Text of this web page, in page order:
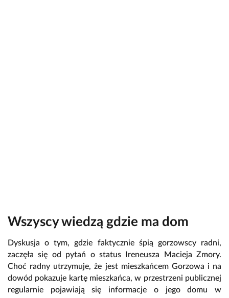
Wszyscy wiedzą gdzie ma dom
Dyskusja o tym, gdzie faktycznie śpią gorzowscy radni,
zaczęła się od pytań o status Ireneusza Macieja Zmory.
Choć radny utrzymuje, że jest mieszkańcem Gorzowa i na
dowód pokazuje kartę mieszkańca, w przestrzeni publicznej
regularnie pojawiają się informacje o jego domu w